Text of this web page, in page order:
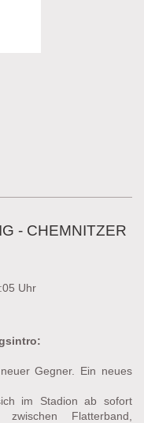
- CHEMNITZER
Uhr
Gegner. Ein neues
im Stadion ab sofort
Flatterband,